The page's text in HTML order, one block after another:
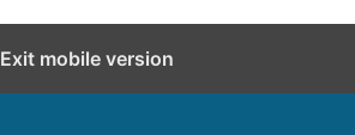
Exit mobile version